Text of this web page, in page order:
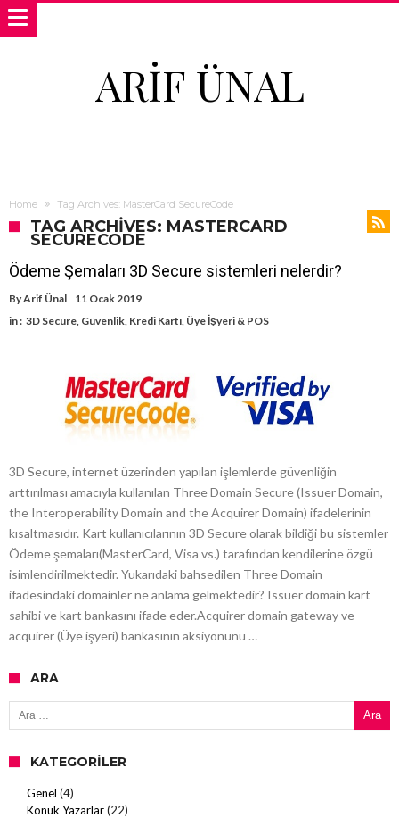
ARIF ÜNAL
Home Tag Archives: MasterCard SecureCode
TAG ARCHIVES: MASTERCARD
SECURECODE
Ödeme Şemaları 3D Secure sistemleri nelerdir?
ByArif Ünal
11 Ocak 2019
in : 3D Secure, Güvenlik, Kredi Kartı, Üye İşyeri & POS
3D Secure, internet üzerinden yapılan işlemlerde güvenliğin
arttırılması amacıyla kullanılan Three Domain Secure (Issuer Domain,
the Interoperability Domain and the Acquirer Domain) ifadelerinin
kısaltmasıdır. Kart kullanıcılarının 3D Secure olarak bildiği bu sistemler
Ödeme şemaları(MasterCard, Visa vs.) tarafından kendilerine özgü
isimlendirilmektedir. Yukarıdaki bahsedilen Three Domain
ifadesindaki domainler ne anlama gelmektedir? Issuer domain kart
sahibi ve kart bankasını ifade eder.Acquirer domain gateway ve
acquirer (Üye işyeri) bankasının aksiyonunu …
ARA
Arama:
KATEGORILER
Genel (4)
Konuk Yazarlar(22)